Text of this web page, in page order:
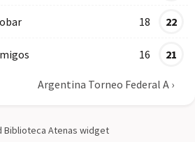
18 22
16 21
Argentina Torneo Federal A ›
Biblioteca Atenas widget